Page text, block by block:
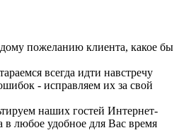
пожеланию клиента, какое бы
всегда идти навстречу
- исправляем их за свой
наших гостей Интернет-
в любое удобное для Вас время